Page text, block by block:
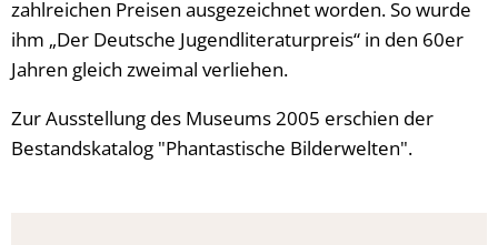
zahlreichen Preisen ausgezeichnet worden. So wurde
ihm „Der Deutsche Jugendliteraturpreis“ in den 60er
Jahren gleich zweimal verliehen.
Zur Ausstellung des Museums 2005 erschien der
Bestandskatalog "Phantastische Bilderwelten".